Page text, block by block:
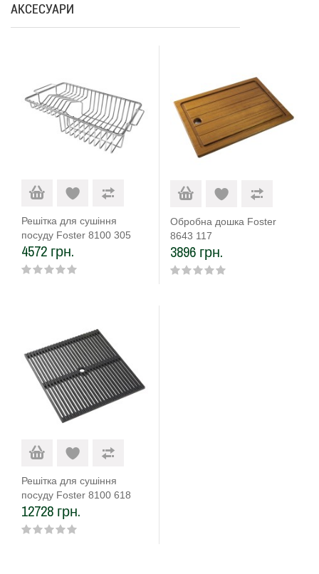
АКСЕСУАРИ
Решітка для сушіння
посуду Foster 8100 305
4572 грн.
Обробна дошка Foster
8643 117
3896 грн.
Решітка для сушіння
посуду Foster 8100 618
12728 грн.